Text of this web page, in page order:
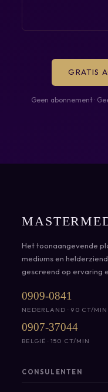
GRATIS
Geen abonnement ·
Het toonaangevende
mediums en
gescreend op ervaring
0909-0841
NEDERLAND · 90 CT/MIN
0907-37044
BELGIË · 150 CT/MIN
CONSULENTEN